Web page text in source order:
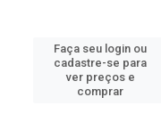
Faça seu login ou
cadastre-se para
ver preços e
comprar